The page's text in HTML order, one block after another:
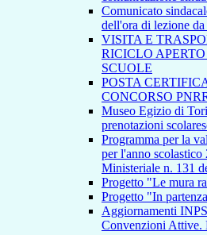
Comunicato
dell'ora di lezione
VISITA E
RICICLO
SCUOLE
POSTA
CONCORSO
Museo Egizio di
prenotazioni
Programma per la
per l'anno
Ministeriale n. 131
Progetto "Le mura
Progetto "In
Aggiornamenti
Convenzioni Attive.